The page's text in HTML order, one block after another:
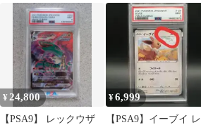
195/184
190/184
¥ 24,800
【PSA9】 レックウザ
¥6,999
【PSA9】イーブイ レ